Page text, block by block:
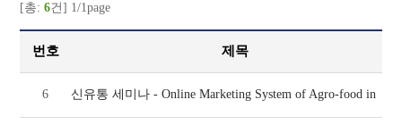
[총:6건] 1/1page
번호 제목
6 신유통 세미나 - Online Marketing System of Agro-food in